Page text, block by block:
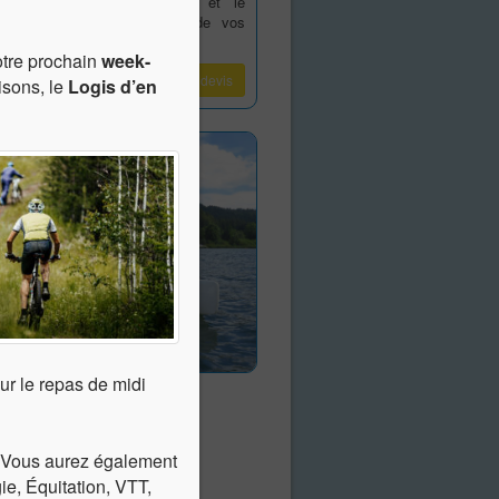
d'activités en fonction de vos
Demander un devis
prochain week-
le Logis d’en
le repas de midi
aurez également
Équitation, VTT,